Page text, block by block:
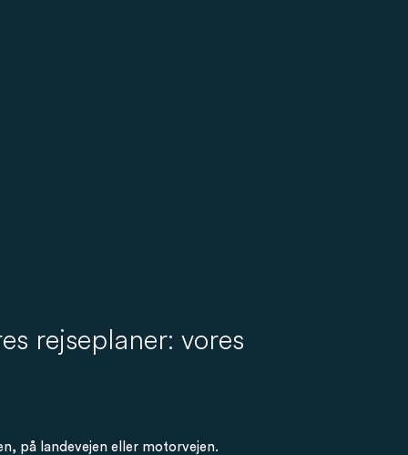
rejseplaner: vores
på landevejen eller motorvejen.